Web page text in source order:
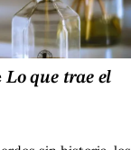
Lo que trae el